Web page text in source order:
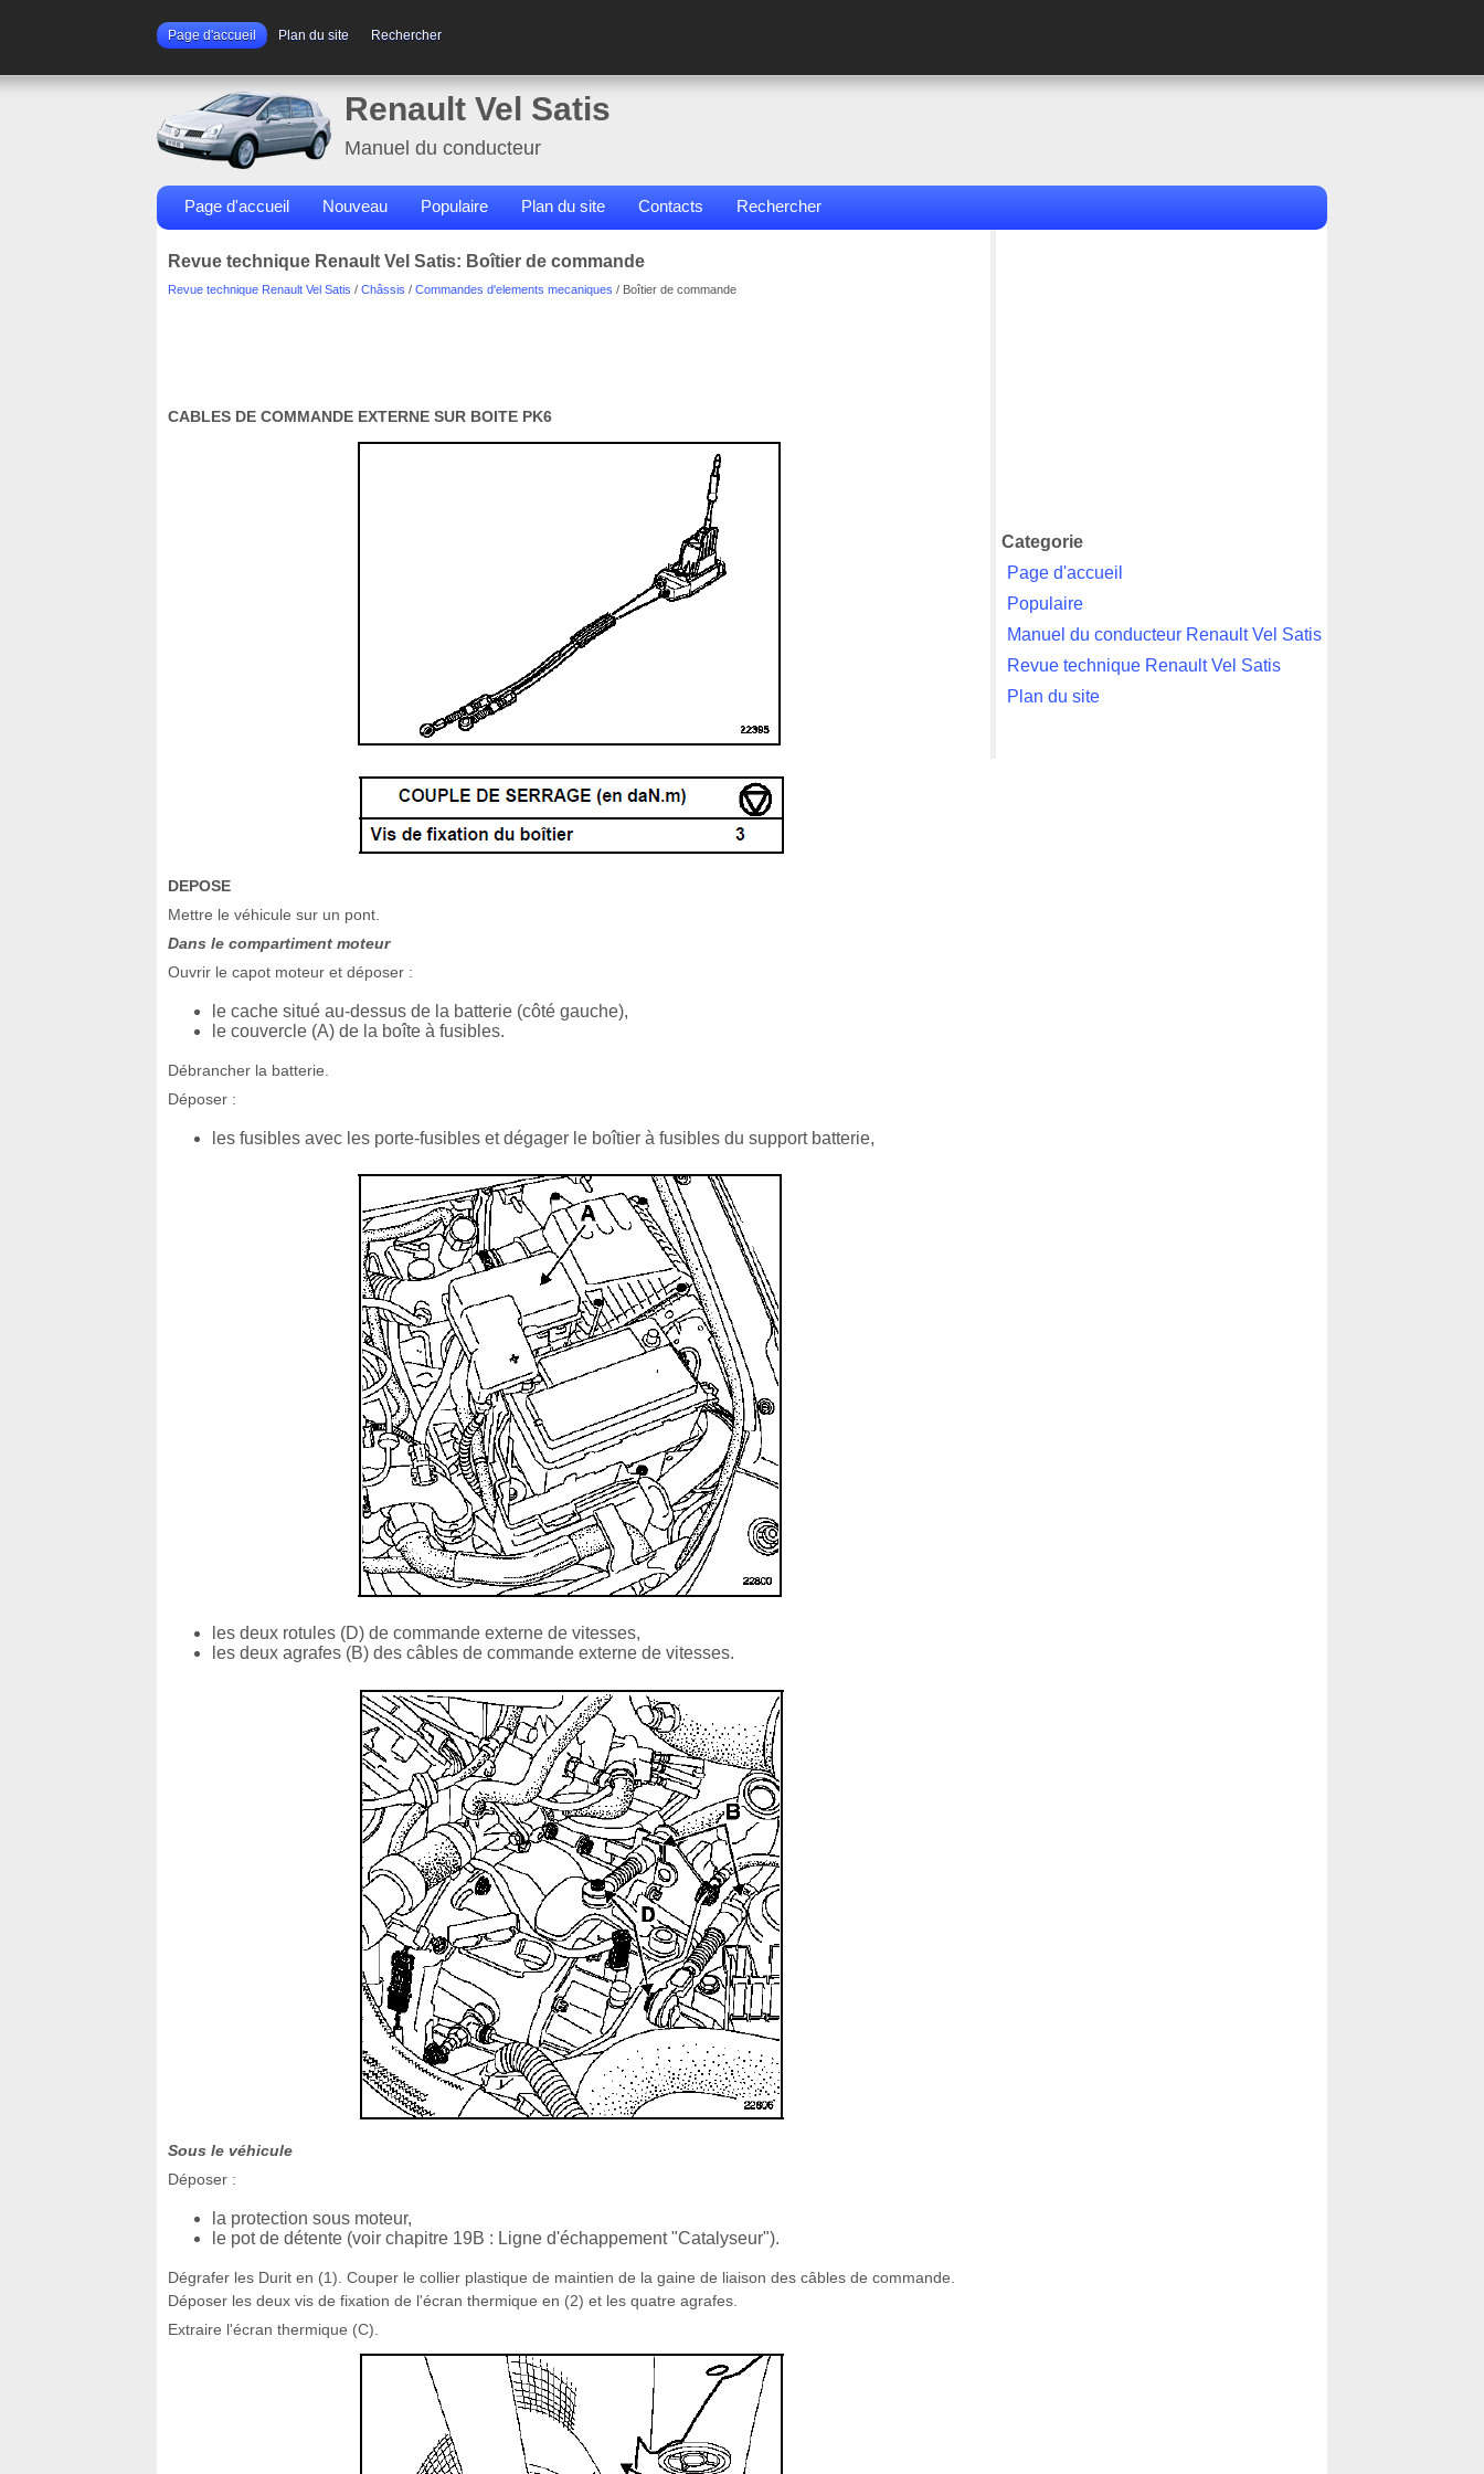
Page d'accueil Plan du site Rechercher
Renault Vel Satis
Manuel du conducteur
Page d'accueil Nouveau Populaire Plan du site Contacts Rechercher
Revue technique Renault Vel Satis: Boîtier de commande
Revue technique Renault Vel Satis / Châssis / Commandes d'elements mecaniques / Boîtier de commande
CABLES DE COMMANDE EXTERNE SUR BOITE PK6
DEPOSE
Mettre le véhicule sur un pont.
Dans le compartiment moteur
Ouvrir le capot moteur et déposer :
le cache situé au-dessus de la batterie (côté gauche),
le couvercle (A) de la boîte à fusibles.
Débrancher la batterie.
Déposer :
les fusibles avec les porte-fusibles et dégager le boîtier à fusibles du support batterie,
les deux rotules (D) de commande externe de vitesses,
les deux agrafes (B) des câbles de commande externe de vitesses.
Sous le véhicule
Déposer :
la protection sous moteur,
le pot de détente (voir chapitre 19B : Ligne d'échappement "Catalyseur").
Dégrafer les Durit en (1). Couper le collier plastique de maintien de la gaine de liaison des câbles de commande.
Déposer les deux vis de fixation de l'écran thermique en (2) et les quatre agrafes.
Extraire l'écran thermique (C).
Categorie
Page d'accueil
Populaire
Manuel du conducteur Renault Vel Satis
Revue technique Renault Vel Satis
Plan du site